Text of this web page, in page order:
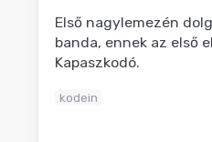
Első nagylemezén
banda, ennek az első
Kapaszkodó.
kodein